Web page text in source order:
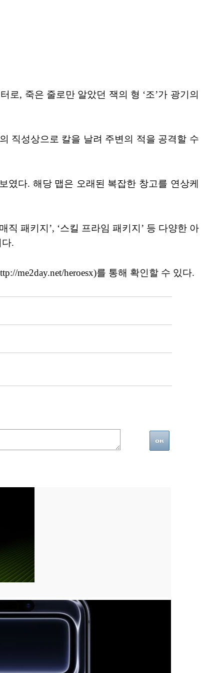
로, 죽은 줄로만 알았던 잭의 형 ‘조’가 광기의
직성상으로 칼을 날려 주변의 적을 공격할 수
였다. 해당 맵은 오래된 복잡한 창고를 연상케
패키지’, ‘스킬 프라임 패키지’ 등 다양한 아
.
me2day.net/heroesx)를 통해 확인할 수 있다.